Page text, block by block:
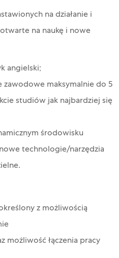
na działanie i
na naukę i nowe
angielski;
zawodowe maksymalnie do 5
studiów jak najbardziej się
środowisku
technologie/narzędzia
z możliwością
możliwość łączenia pracy